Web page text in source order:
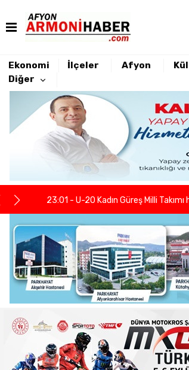
Ekonomi İlçeler Afyon
Diğer
22:21 - Yeniden Refah Partisi haftalık
23:08 - PARKHAYAT Hastanesi'nde
23:04 - Afyonkarahisarlı berber ve
23:01 - U-20 Kadın Güreş Milli
22:55 - İGM Başkanı Siper: "Engelleri
22:37 - Kentsel Dönüşümde yeni
22:29 - Adnan Başkan'dan ısınma
22:26 - Badak ,Enver Paşa'nın
22:21 - Yeniden Refah Partisi haftalık
23:08 - PARKHAYAT Hastanesi'nde